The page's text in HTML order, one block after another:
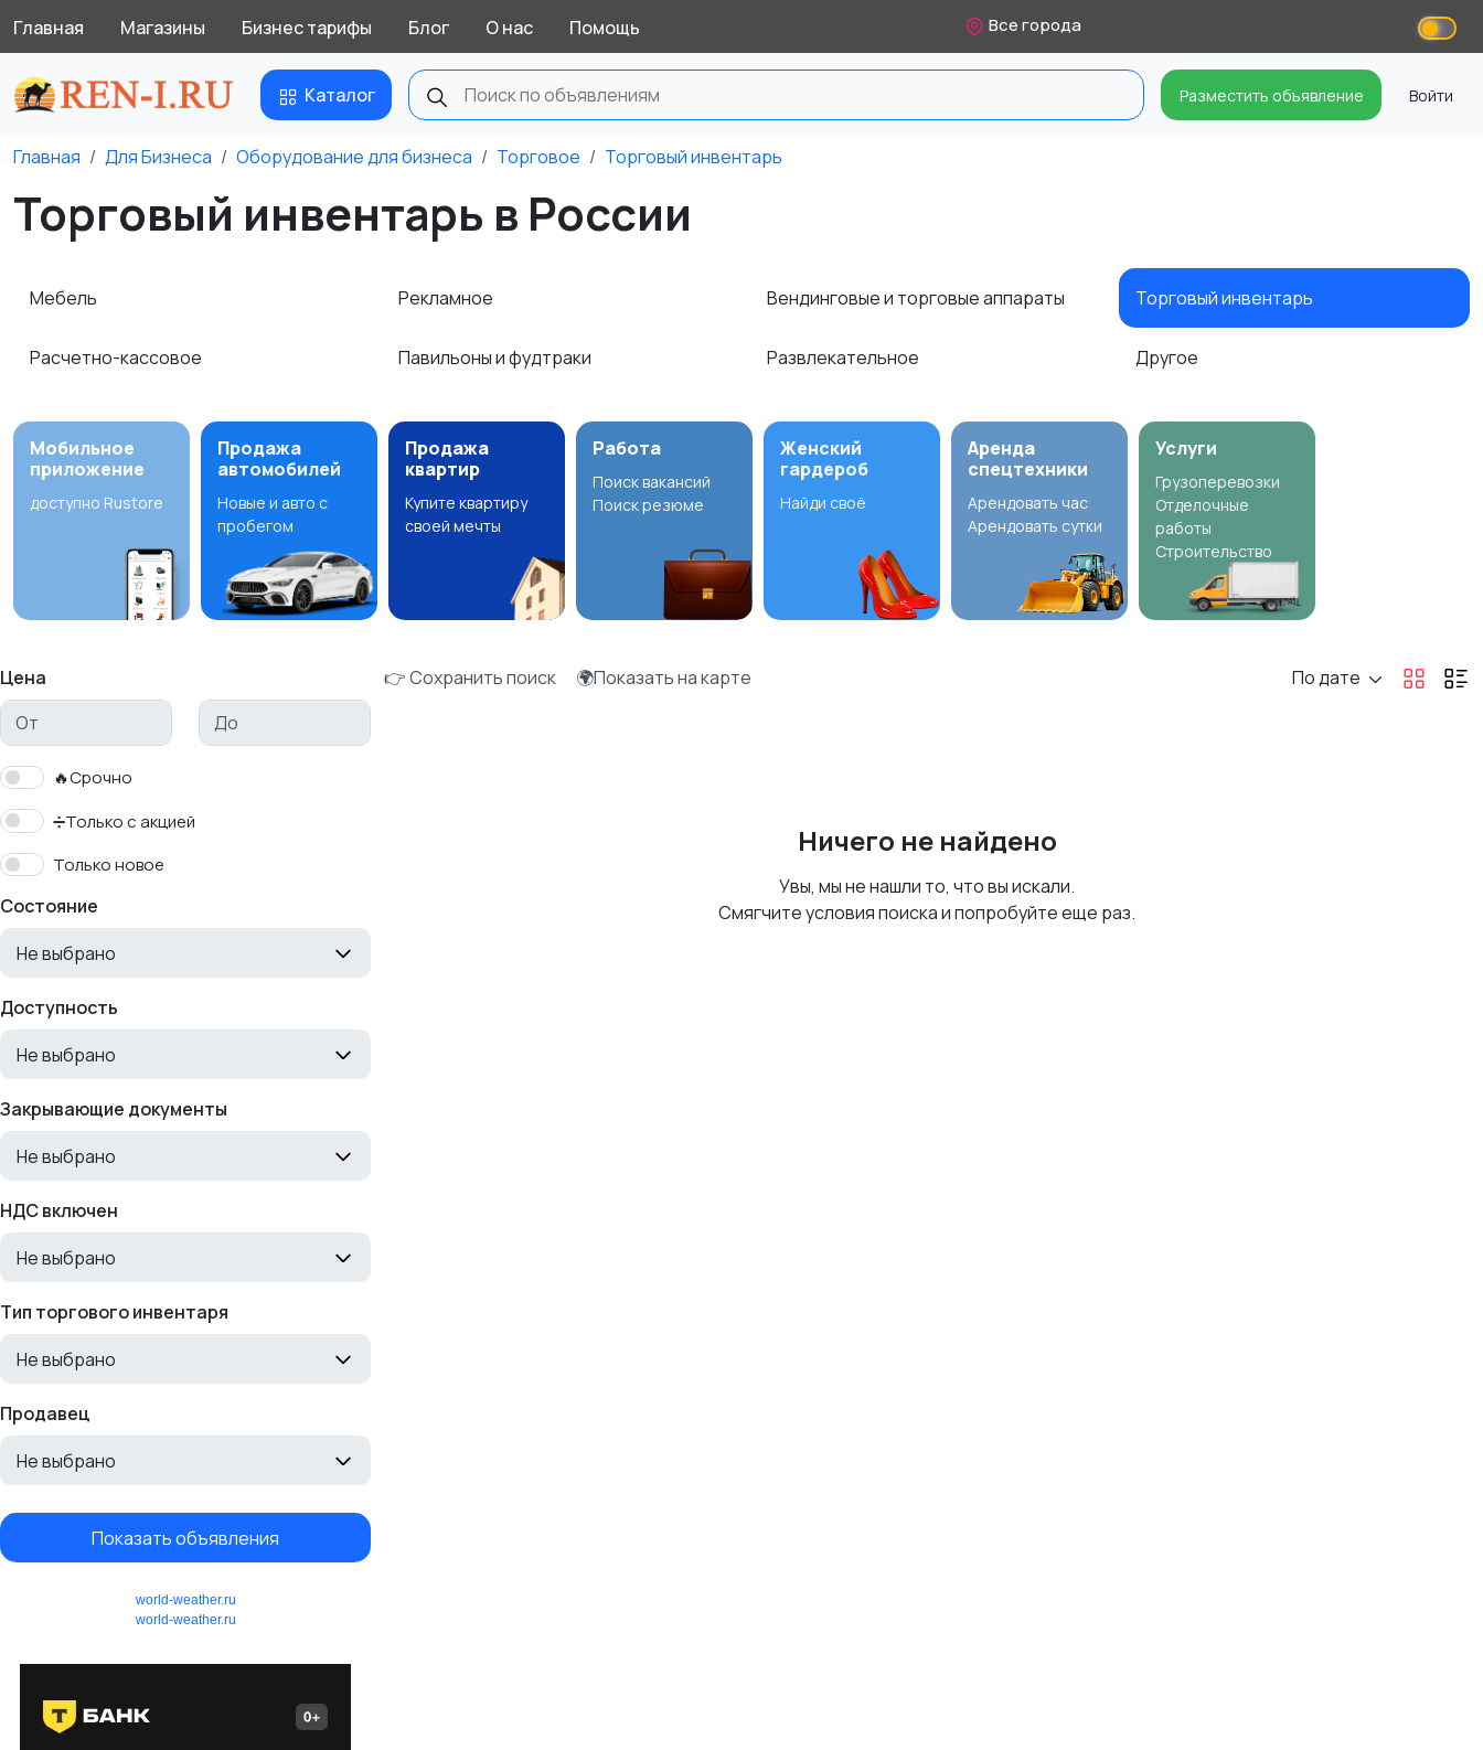
Главная Магазины Бизнес тарифы Блог О нас Помощь Все города
Каталог Разместить объявление Войти
Главная Для Бизнеса Оборудование для бизнеса Торговое Торговый инвентарь
Торговый инвентарь в России
Мебель
Расчетно-кассовое
Рекламное
Павильоны и фудтраки
Вендинговые и торговые аппараты
Развлекательное
Торговый инвентарь
Другое
Мобильное
приложение
доступно Rustore
Продажа
автомобилей
Новые и авто с
пробегом
Продажа
квартир
Купите квартиру
своей мечты
Работа
Поиск вакансий
Поиск резюме
Женский
гардероб
Найди своё
Аренда
спецтехники
Арендовать час
Арендовать сутки
Услуги
Грузоперевозки
Отделочные
работы
Строительство
Цена
🔥Срочно
➗Только с акцией
Только новое
Состояние
Не выбрано
Доступность
Не выбрано
Закрывающие документы
Не выбрано
НДС включен
Не выбрано
Тип торгового инвентаря
Не выбрано
Продавец
Не выбрано
Показать объявления
world-weather.ru
world-weather.ru
👉 Сохранить поиск 🌍Показать на карте По дате
Ничего не найдено
Увы, мы не нашли то, что вы искали.
Смягчите условия поиска и попробуйте еще раз.